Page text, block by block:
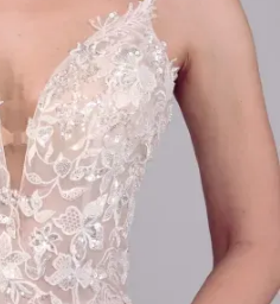
Herzausschnitt
Träger für einen
Look
Ivory
34–54
Bridalwear
– Top
| Spitzen Braut Top |